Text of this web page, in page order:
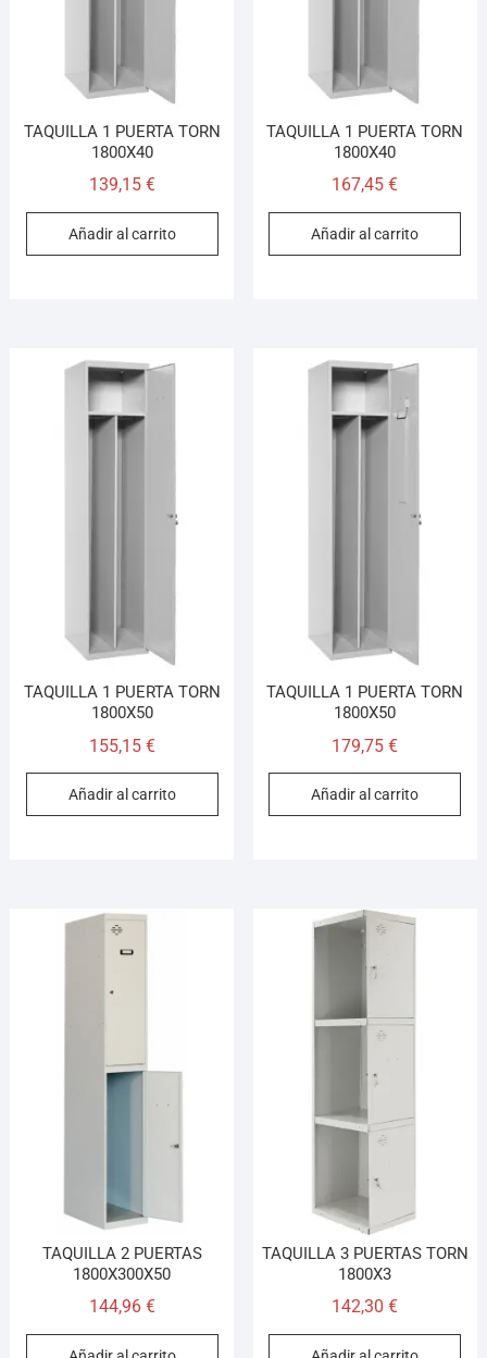
TAQUILLA 1 PUERTA TORN
1800X40
139,15 €
Añadir al carrito
TAQUILLA 1 PUERTA TORN
1800X40
167,45€
Añadir al carrito
TAQUILLA 1 PUERTA TORN
1800X50
155,15 €
Añadir al carrito
TAQUILLA 1 PUERTA TORN
1800X50
179,75€
Añadir al carrito
TAQUILLA 2 PUERTAS
1800X300X50
144,96 €
TAQUILLA 3 PUERTAS TORN
1800X3
142,30€